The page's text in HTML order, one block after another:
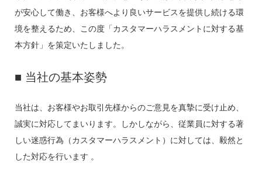
が安心して働き、お客様へより良いサービスを提供し続ける環
境を整えるため、この度「カスタマーハラスメントに対する基
本方針」を策定いたしました。
■ 当社の基本姿勢
当社は、お客様やお取引先様からのご意見を真摯に受け止め、
誠実に対応してまいります。しかしながら、従業員に対する著
しい迷惑行為（カスタマーハラスメント）に対しては、毅然と
した対応を行います 。